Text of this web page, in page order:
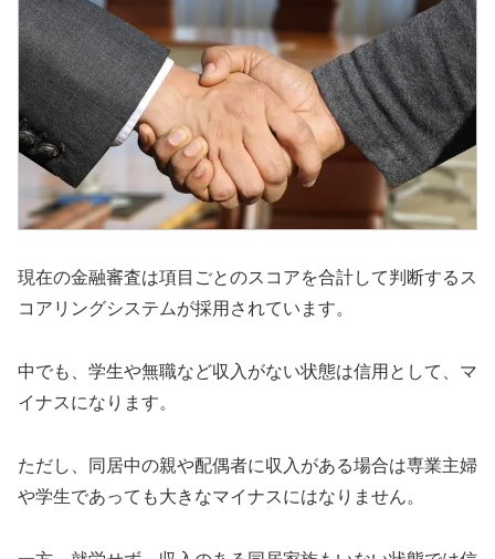
現在の金融審査は項目ごとのスコアを合計して判断するス
コアリングシステムが採用されています。
中でも、学生や無職など収入がない状態は信用として、マ
イナスになります。
ただし、同居中の親や配偶者に収入がある場合は専業主婦
や学生であっても大きなマイナスにはなりません。